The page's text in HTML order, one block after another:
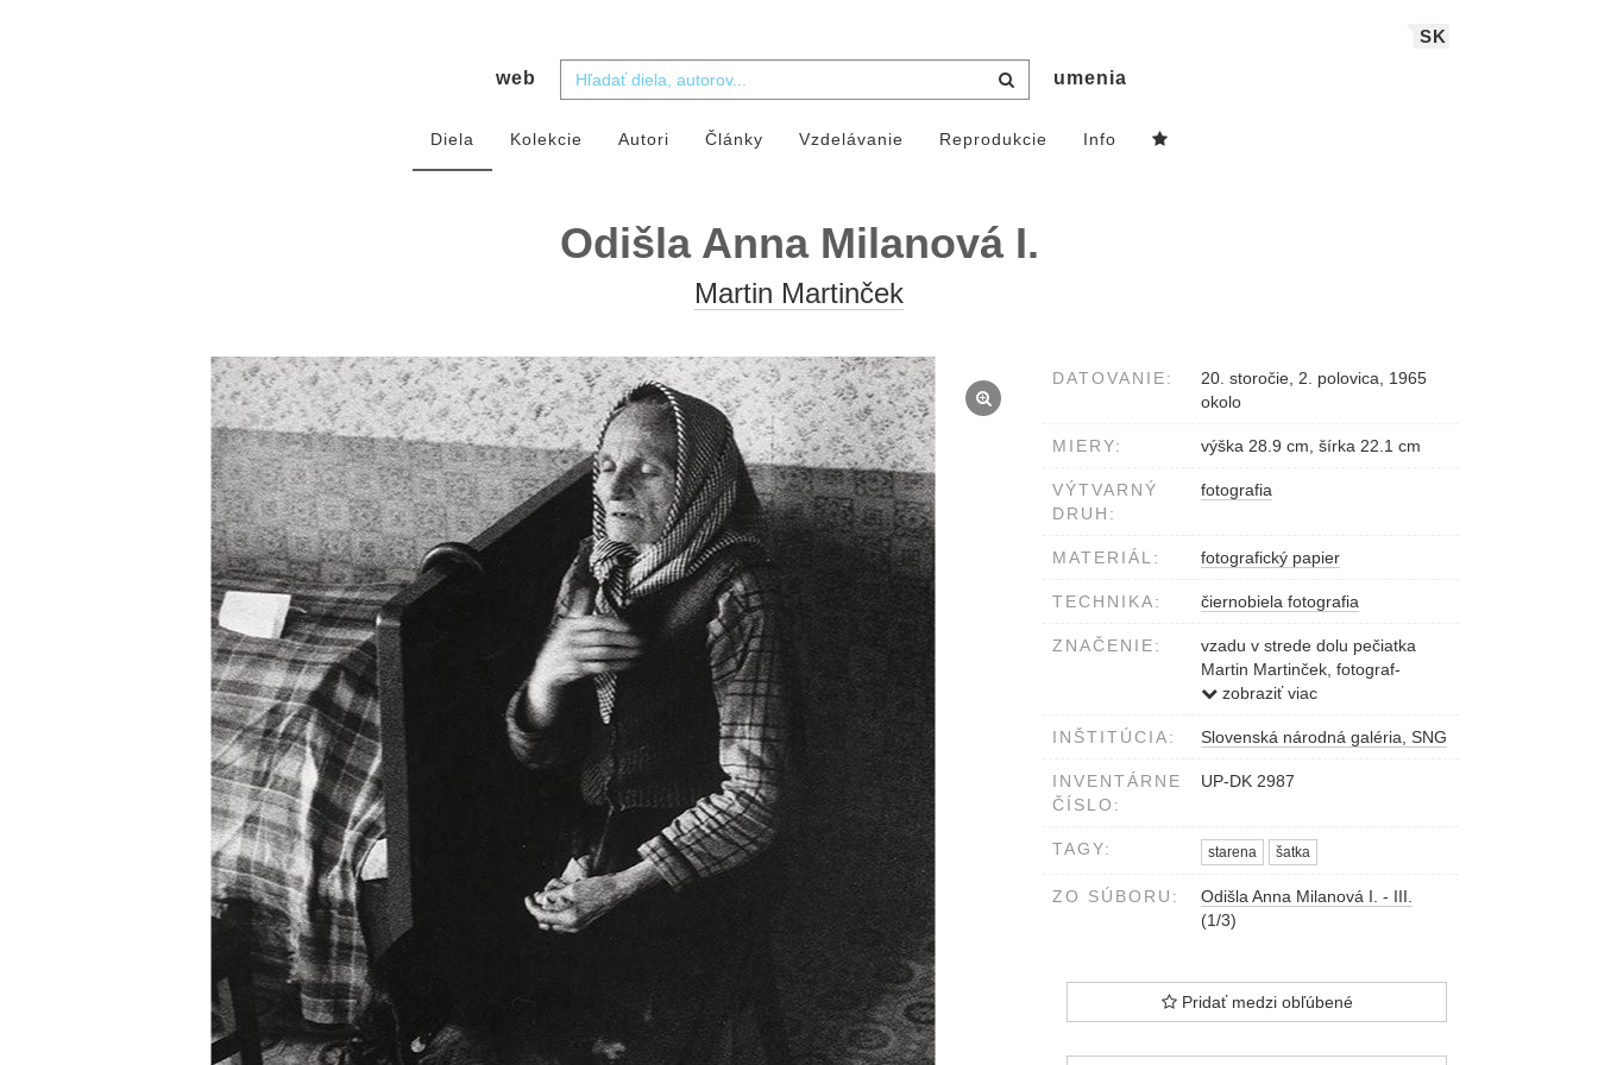
SK
web umenia
Diela Kolekcie Autori Články Vzdelávanie Reprodukcie Info
Odišla Anna Milanová I.
Martin Martinček
DATOVANIE:
20. storočie, 2. polovica, 1965
okolo
MIERY: výška 28.9 cm, šírka 22.1 cm
VÝTVARNÝ
DRUH:
fotografia
MATERIÁL: fotografický papier
TECHNIKA: čiernobiela fotografia
ZNAČENIE:
vzadu v strede dolu pečiatka
Martin Martinček, fotograf-
výtvarník, Liptovský Mikuláš,
zobraziť viac
INŠTITÚCIA: Slovenská národná galéria, SNG
INVENTÁRNE
ČÍSLO:
UP-DK 2987
TAGY: starena šatka
ZO SÚBORU:
Odišla Anna Milanová I. - III.
(1/3)
Pridať medzi obľúbené